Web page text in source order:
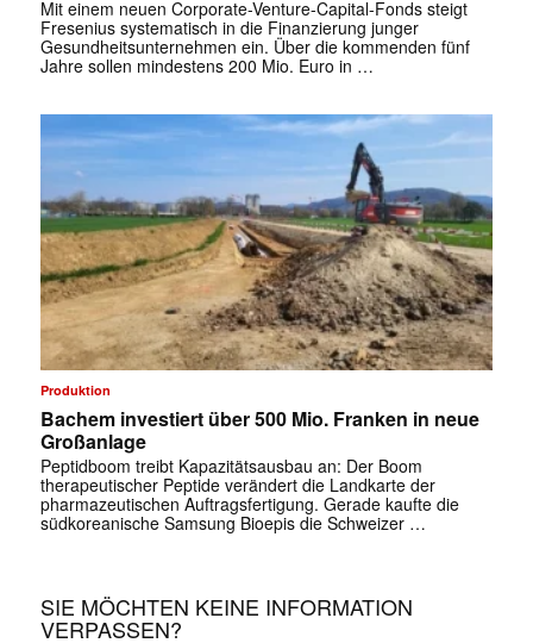
✕
Mit einem neuen Corporate-Venture-Capital-Fonds steigt
Fresenius systematisch in die Finanzierung junger
Gesundheitsunternehmen ein. Über die kommenden fünf
Jahre sollen mindestens 200 Mio. Euro in …
Produktion
Bachem investiert über 500 Mio. Franken in neue
Großanlage
Peptidboom treibt Kapazitätsausbau an: Der Boom
therapeutischer Peptide verändert die Landkarte der
pharmazeutischen Auftragsfertigung. Gerade kaufte die
südkoreanische Samsung Bioepis die Schweizer …
SIE MÖCHTEN KEINE INFORMATION
VERPASSEN?